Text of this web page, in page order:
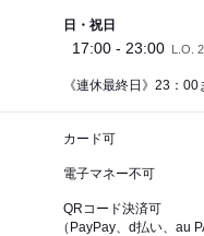
日・祝日
17:00 - 23:00 L.O.
《連休最終日》23：00
カード可
電子マネー不可
QRコード決済可
（PayPay、d払い、au